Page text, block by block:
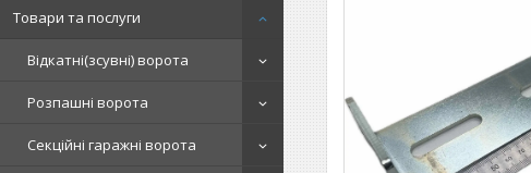
Товари та послуги
Відкатні(зсувні) ворота
Розпашні ворота
Секційні гаражні ворота